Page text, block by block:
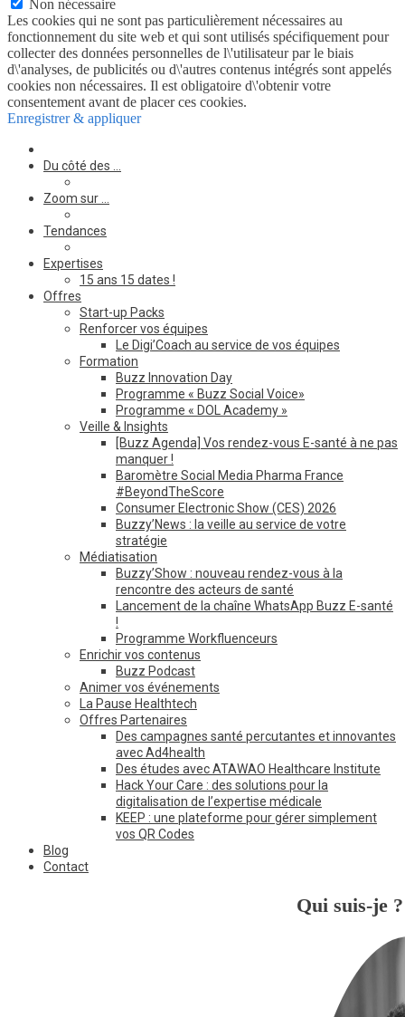
Non nécessaire
Les cookies qui ne sont pas particulièrement nécessaires au
fonctionnement du site web et qui sont utilisés spécifiquement pour
collecter des données personnelles de l\'utilisateur par le biais
d\'analyses, de publicités ou d\'autres contenus intégrés sont appelés
cookies non nécessaires. Il est obligatoire d\'obtenir votre
consentement avant de placer ces cookies.
Enregistrer & appliquer
Du côté des …
Zoom sur …
Tendances
Expertises
15 ans 15 dates !
Offres
Start-up Packs
Renforcer vos équipes
Le Digi’Coach au service de vos équipes
Formation
Buzz Innovation Day
Programme « Buzz Social Voice»
Programme « DOL Academy »
Veille & Insights
[Buzz Agenda] Vos rendez-vous E-santé à ne pas
manquer !
Baromètre Social Media Pharma France
#BeyondTheScore
Consumer Electronic Show (CES) 2026
Buzzy’News : la veille au service de votre
stratégie
Médiatisation
Buzzy’Show : nouveau rendez-vous à la
rencontre des acteurs de santé
Lancement de la chaîne WhatsApp Buzz E-santé
!
Programme Workfluenceurs
Enrichir vos contenus
Buzz Podcast
Animer vos événements
La Pause Healthtech
Offres Partenaires
Des campagnes santé percutantes et innovantes
avec Ad4health
Des études avec ATAWAO Healthcare Institute
Hack Your Care : des solutions pour la
digitalisation de l’expertise médicale
KEEP : une plateforme pour gérer simplement
vos QR Codes
Blog
Contact
Qui suis-je ?